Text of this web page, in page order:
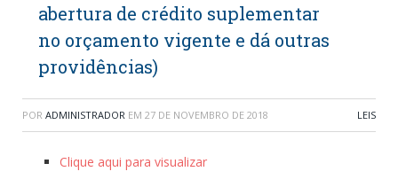
abertura de crédito suplementar
no orçamento vigente e dá outras
providências)
POR ADMINISTRADOR EM 27 DE NOVEMBRO DE 2018 LEIS
Clique aqui para visualizar